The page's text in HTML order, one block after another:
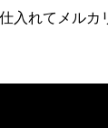
入れてメルカ